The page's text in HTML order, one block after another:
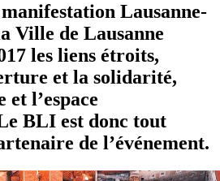
Lausanne-
Ville de Lausanne
les liens étroits,
et la solidarité,
et l’espace
BLI est donc tout
de l’événement.